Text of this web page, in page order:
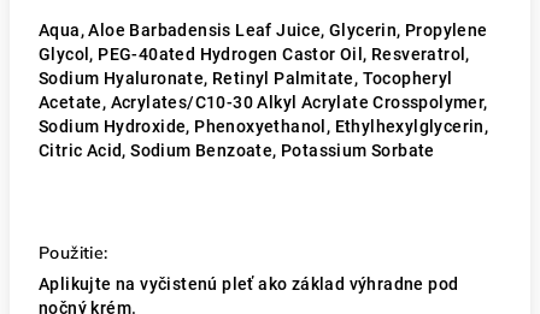
Aqua, Aloe Barbadensis Leaf Juice, Glycerin, Propylene
Glycol, PEG-40ated Hydrogen Castor Oil, Resveratrol,
Sodium Hyaluronate, Retinyl Palmitate, Tocopheryl
Acetate, Acrylates/C10-30 Alkyl Acrylate Crosspolymer,
Sodium Hydroxide, Phenoxyethanol, Ethylhexylglycerin,
Citric Acid, Sodium Benzoate, Potassium Sorbate
Použitie:
Aplikujte na vyčistenú pleť ako základ výhradne pod
nočný krém.